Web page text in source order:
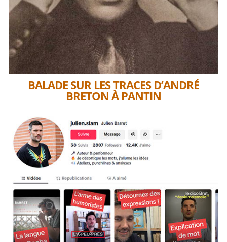
BALADE SUR LES TRACES D’ANDRÉ
BRETON À PANTIN